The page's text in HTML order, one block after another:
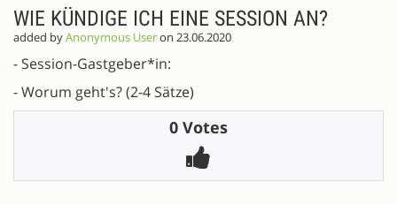
WIE KÜNDIGE ICH EINE SESSION AN?
added byAnonymous Useron 23.06.2020
- Session-Gastgeber*in:
- Worum geht's? (2-4 Sätze)
0 Votes